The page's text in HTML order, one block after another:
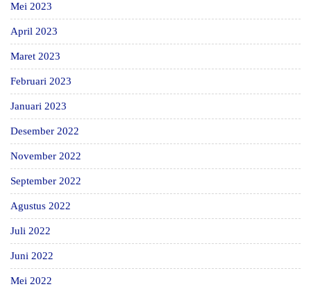
Mei 2023
April 2023
Maret 2023
Februari 2023
Januari 2023
Desember 2022
November 2022
September 2022
Agustus 2022
Juli 2022
Juni 2022
Mei 2022